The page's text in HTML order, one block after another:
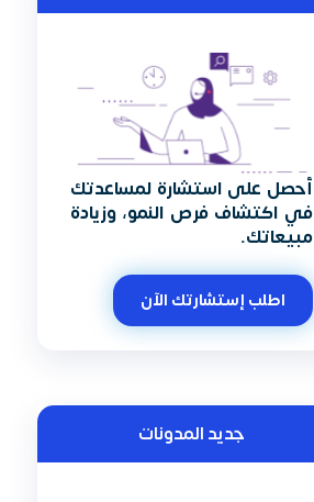
أحصل على استشارة لمساعدتك
في اكتشاف فرص النمو، وزيادة
مبيعاتك.
اطلب إستشارتك الآن
جديد المدونات